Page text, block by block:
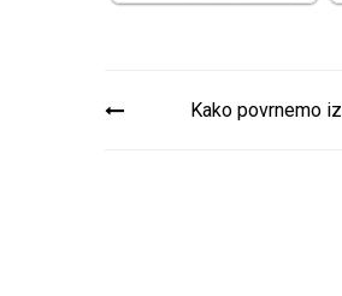
Navigacija
Kako povrnemo